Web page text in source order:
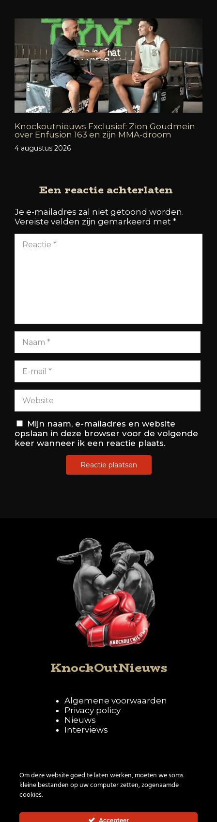
Knockoutnieuws Exclusief: Zion Goudmein
over Enfusion 163 en zijn MMA-droom
4 augustus 2026
Een reactie achterlaten
Je e-mailadres zal niet getoond worden.
Vereiste velden zijn gemarkeerd met *
Mijn naam, e-mailadres en website
opslaan in deze browser voor de volgende
keer wanneer ik een reactie plaats.
KnockOutNieuws
Algemene voorwaarden
Privacy policy
Nieuws
Interviews
Om deze website goed te laten werken, moeten we soms
kleine bestanden op uw computer zetten, zogenaamde
cookies.
Accepteer